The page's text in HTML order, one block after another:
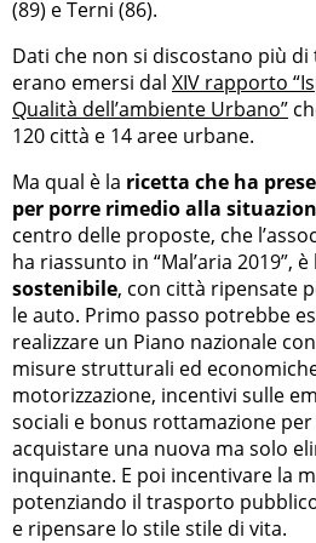
(89) e Terni (86).
Dati che non si discostano più
erano emersi dal XIV rapporto
Qualità dell’ambiente Urbano”
120 città e 14 aree urbane.
Ma qual è la ricetta che ha
per porre rimedio alla
centro delle proposte, che
ha riassunto in “Mal’aria 2019”, è
sostenibile, con città ripensate
le auto. Primo passo potrebbe
realizzare un Piano nazionale
misure strutturali ed
motorizzazione, incentivi sulle
sociali e bonus rottamazione
acquistare una nuova ma solo
inquinante. E poi incentivare la
potenziando il trasporto
e ripensare lo stile stile di vita.